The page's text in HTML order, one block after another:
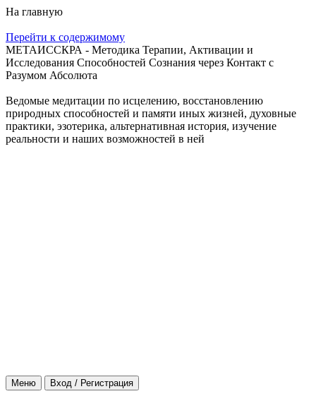
На главную
Перейти к содержимому
МЕТАИССКРА - Методика Терапии, Активации и
Исследования Способностей Сознания через Контакт с
Разумом Абсолюта
Ведомые медитации по исцелению, восстановлению
природных способностей и памяти иных жизней, духовные
практики, эзотерика, альтернативная история, изучение
реальности и наших возможностей в ней
Меню Вход / Регистрация